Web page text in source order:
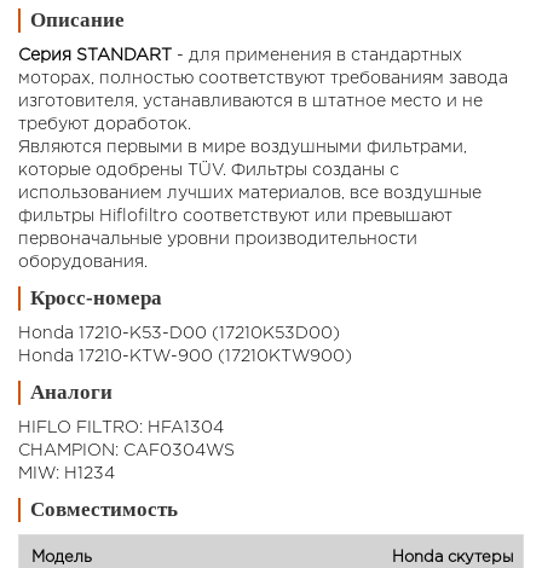
Описание
Серия STANDART
- для применения в стандартных
моторах, полностью соответствуют требованиям завода
изготовителя, устанавливаются в штатное место и не
требуют доработок.
Являются первыми в мире воздушными фильтрами,
которые одобрены TÜV. Фильтры созданы с
использованием лучших материалов, все воздушные
фильтры Hiflofiltro соответствуют или превышают
первоначальные уровни производительности
оборудования.
Кросс-номера
Honda 17210-K53-D00 (17210K53D00)
Honda 17210-KTW-900 (17210KTW900)
Аналоги
HIFLO FILTRO: HFA1304
CHAMPION: CAF0304WS
MIW: H1234
Совместимость
Honda скутеры